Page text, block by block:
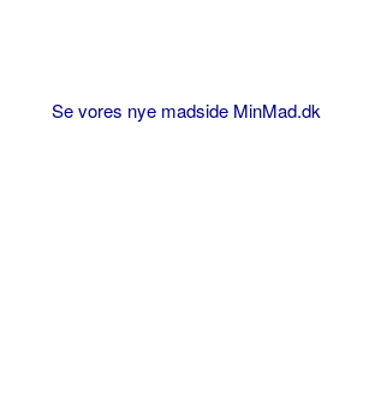
Se vores nye madside MinMad.dk